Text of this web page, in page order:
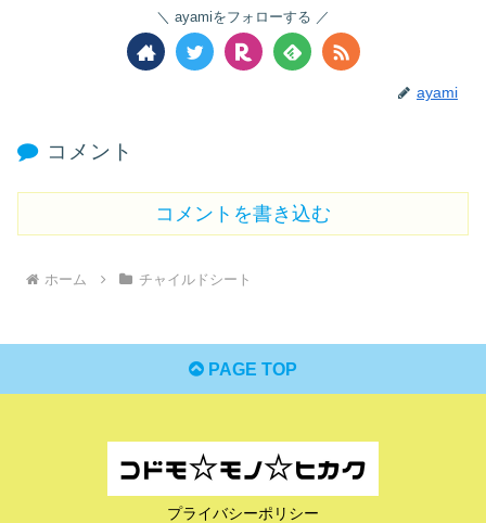
ayamiをフォローする
ayami
コメント
コメントを書き込む
ホーム チャイルドシート
PAGE TOP
プライバシーポリシー